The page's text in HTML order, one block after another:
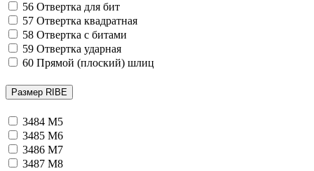
56 Отвертка для бит
57 Отвертка квадратная
58 Отвертка с битами
59 Отвертка ударная
60 Прямой (плоский) шлиц
Размер RIBE
3484 M5
3485 M6
3486 M7
3487 M8